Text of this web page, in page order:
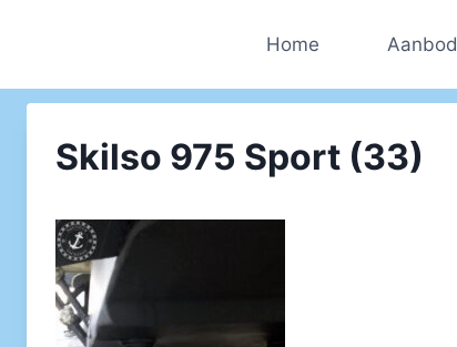
Home Aanbod
Skilso 975 Sport (33)